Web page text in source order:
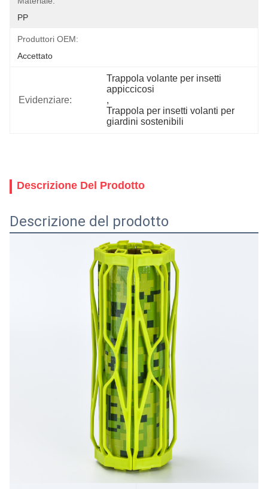
PP
Produttori OEM:
Accettato
Evidenziare:
Trappola volante per insetti
appiccicosi
,
Trappola per insetti volanti per
giardini sostenibili
Descrizione Del Prodotto
Descrizione del prodotto